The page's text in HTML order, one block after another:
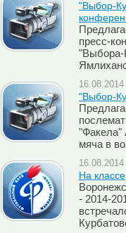
"Выбор-
пресс-
"Выбора-
"Выбор-
"Факела"
мяча в
На классе
- 2014-